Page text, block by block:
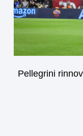
Pellegrini